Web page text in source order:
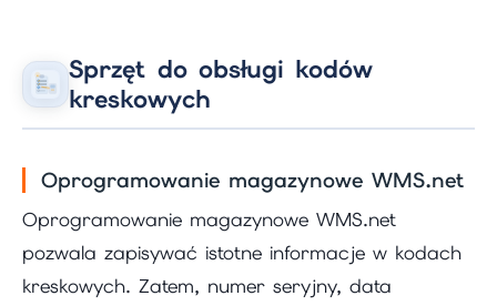
Sprzęt do obsługi kodów
kreskowych
Oprogramowanie magazynowe WMS.net
Oprogramowanie magazynowe WMS.net
pozwala zapisywać istotne informacje w kodach
kreskowych. Zatem, numer seryjny, data